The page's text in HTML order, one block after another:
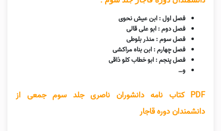
فصل اول : ابن عیش نحوی
فصل دوم : ابو علی قالی
فصل سوم : منذر بلوطی
فصل چهارم : ابن بناه مراکشی
فصل پنجم : ابو خطاب کلو ذاقی
و…
PDF کتاب نامه دانشوران ناصری جلد سوم جمعی از
دانشمندان دوره قاجار